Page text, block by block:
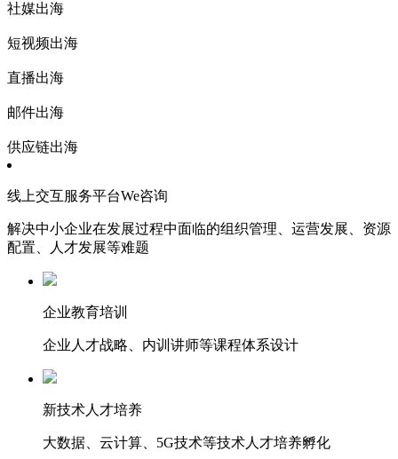
社媒出海
短视频出海
直播出海
邮件出海
供应链出海
线上交互服务平台We咨询
解决中小企业在发展过程中面临的组织管理、运营发展、资源
配置、人才发展等难题
企业教育培训
企业人才战略、内训讲师等课程体系设计
新技术人才培养
大数据、云计算、5G技术等技术人才培养孵化